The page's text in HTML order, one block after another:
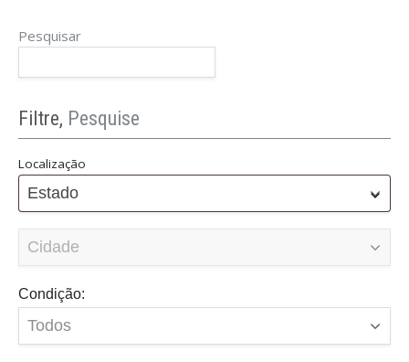
Pesquisar
Filtre, Pesquise
Localização
Estado
Condição: